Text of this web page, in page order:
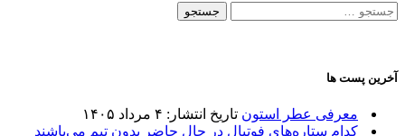
جستجو
آخرین پست ها
معرفی عطر استون تاریخ انتشار: ۴ مرداد ۱۴۰۵
کدام ستاره‌های فوتبال در حال حاضر بدون تیم می‌باشند